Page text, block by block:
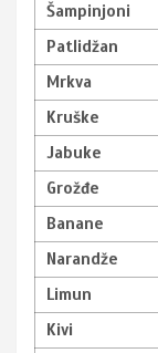
Šampinjoni
Patlidžan
Mrkva
Kruške
Jabuke
Grožđe
Banane
Narandže
Limun
Kivi